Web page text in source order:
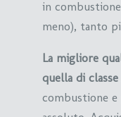
in
meno), tanto
La migliore
quella di classe
combustione